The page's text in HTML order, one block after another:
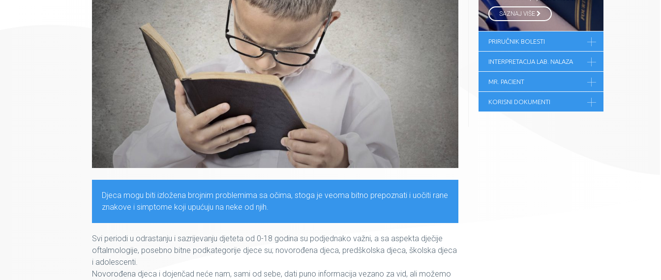
Djeca mogu biti izložena brojnim problemima sa očima, stoga je veoma bitno prepoznati i uočiti rane
znakove i simptome koji upućuju na neke od njih.
Svi periodi u odrastanju i sazrijevanju djeteta od 0-18 godina su podjednako važni, a sa aspekta dječije
oftalmologije, posebno bitne podkategorije djece su; novorođena djeca, predškolska djeca, školska djeca
i adolescenti.
Novorođena djeca i dojenčad neće nam, sami od sebe, dati puno informacija vezano za vid, ali možemo
SAZNAJ VIŠE
PRIRUČNIK BOLESTI
INTERPRETACIJA LAB. NALAZA
MR. PACIENT
KORISNI DOKUMENTI